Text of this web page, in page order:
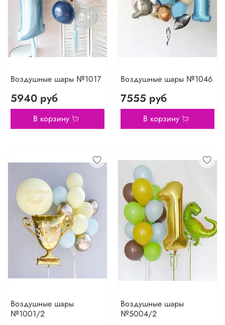
Воздушные шары №1017
5940 руб
В корзину
Воздушные шары №1046
7555 руб
В корзину
Воздушные шары
№1001/2
Воздушные шары
№5004/2